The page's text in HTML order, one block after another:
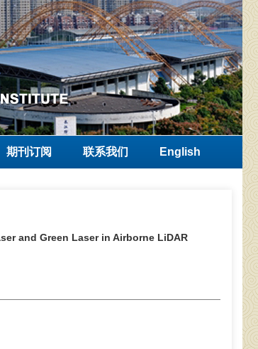
期刊订阅 联系我们 English
and Green Laser in Airborne LiDAR